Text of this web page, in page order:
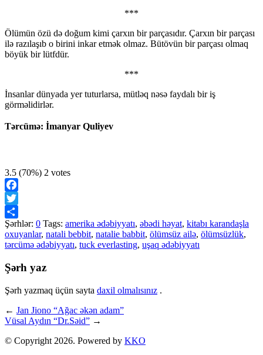
***
Ölümün özü də doğum kimi çarxın bir parçasıdır. Çarxın bir parçası
ilə razılaşıb o birini inkar etmək olmaz. Bütövün bir parçası olmaq
böyük bir lütfdür.
***
İnsanlar dünyada yer tuturlarsa, mütləq nəsə faydalı bir iş
görməlidirlər.
Tərcümə: İmanyar Quliyev
3.5 (70%) 2 votes
Facebook
Twitter
Share
Şərhlər: 0 Tags: amerika ədəbiyyatı, əbədi həyat, kitabı karandaşla
oxuyanlar, natali bebbit, natalie babbit, ölümsüz ailə, ölümsüzlük,
tərcümə ədəbiyyatı, tuck everlasting, uşaq ədəbiyyatı
Şərh yaz
Şərh yazmaq üçün sayta daxil olmalısınız .
← Jan Jiono “Ağac əkən adam”
Vüsal Aydın “Dr.Səid” →
© Copyright 2026. Powered by KKO